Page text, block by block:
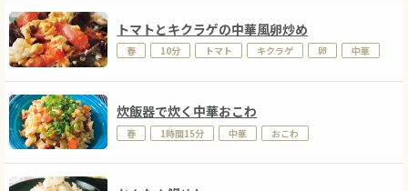
トマトとキクラゲの中華風卵炒め
春 10分 トマト キクラゲ 卵 中華
炊飯器で炊く中華おこわ
春 1時間15分 中華 おこわ